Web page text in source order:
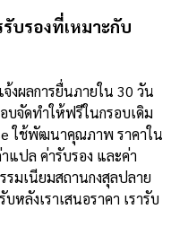
บรองที่เหมาะกับ
งผลการยื่นภายใน 30 วัน
บจัดทำให้ฟรีในกรอบเดิม
ใช้พัฒนาคุณภาพ ราคาใน
แปล ค่ารับรอง และค่า
รมเนียมสถานกงสุลปลาย
ลังเราเสนอราคา เรารับ